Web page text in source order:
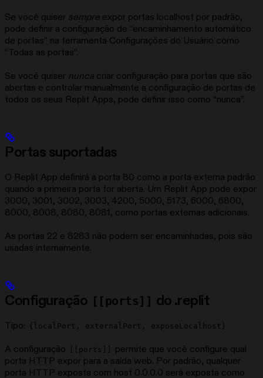
Se você quiser sempre expor portas localhost por padrão,
pode definir a configuração de “encaminhamento automático
de portas” na ferramenta Configurações do Usuário como
“Todas as portas”.
Se você quiser nunca criar configuração para portas que são
abertas e controlar manualmente a configuração de portas de
todos os seus Replit Apps, pode definir isso como “nunca”.
Portas suportadas
O Replit App definirá a porta 80 como a porta externa padrão
quando a primeira porta for aberta. Um Replit App pode expor
3000, 3001, 3002, 3003, 4200, 5000, 5173, 6000, 6800,
8000, 8008, 8080, 8081, como portas externas adicionais.
As portas 22 e 8283 não podem ser encaminhadas, pois são
usadas internamente.
Configuração [[ports]] do .replit
Tipo: {localPort, externalPort, exposeLocalhost}
A configuração [[ports]]
permite que você configure qual
porta HTTP expor para a saída web. Por padrão, qualquer
porta HTTP exposta com host 0.0.0.0 será exposta como